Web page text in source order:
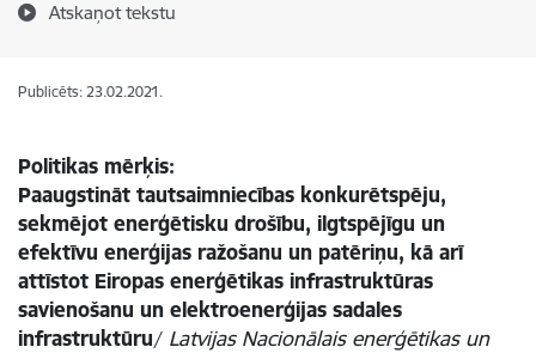
Atskaņot tekstu
Publicēts: 23.02.2021.
Politikas mērķis:
Paaugstināt tautsaimniecības konkurētspēju,
sekmējot enerģētisku drošību, ilgtspējīgu un
efektīvu enerģijas ražošanu un patēriņu, kā arī
attīstot Eiropas enerģētikas infrastruktūras
savienošanu un elektroenerģijas sadales
infrastruktūru/ Latvijas Nacionālais enerģētikas un